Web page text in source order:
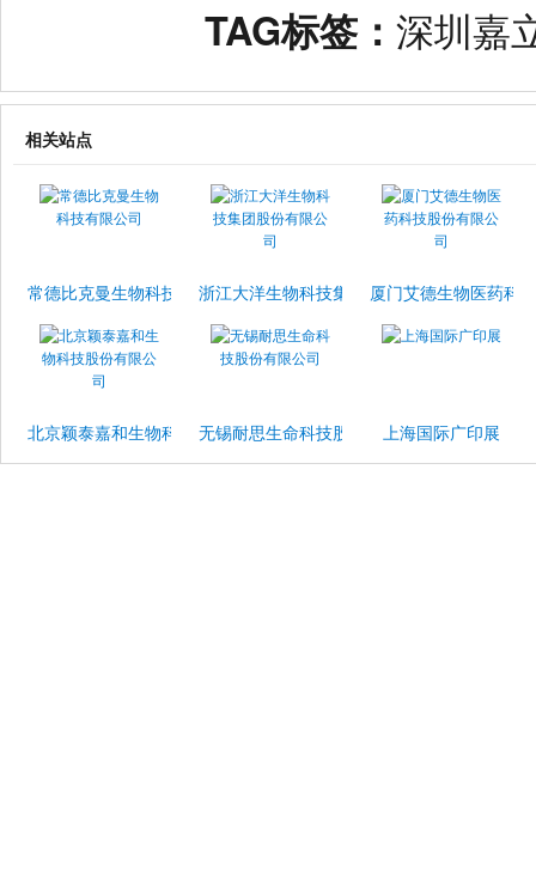
TAG标签： 深圳嘉
相关站点
常德比克曼生物科技有限公司浙江大洋生物科技集团股份有限公司
厦门艾德生物医药科
北京颖泰嘉和生物科技股份有限公司无锡耐思生命科技股份有限公司上海国际广印展